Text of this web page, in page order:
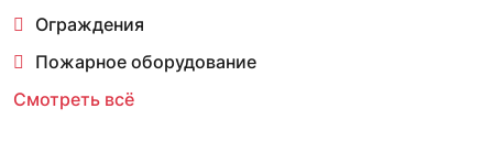
Ограждения
Пожарное оборудование
Смотреть всё